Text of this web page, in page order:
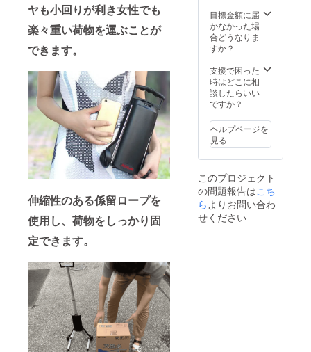
ヤも小回りが利き女性でも
楽々重い荷物を運ぶことが
できます。
伸縮性のある係留ロープを
使用し、荷物をしっかり固
定できます。
目標金額に届
かなかった場
合どうなりま
すか？
支援で困った
時はどこに相
談したらいい
ですか？
ヘルプページを
見る
このプロジェクト
の問題報告はこち
らよりお問い合わ
せください